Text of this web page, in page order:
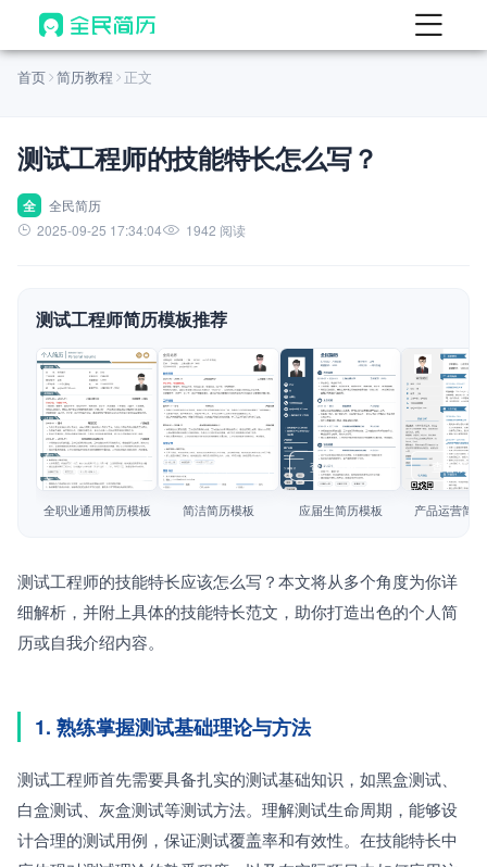
首页
AI 生成简历
AI 优化简历
AI 翻译简历
AI 模拟面试
面试自我介绍
AI 职场工具 New
简历模板
简历教程
首页 简历教程 正文
测试工程师的技能特长怎么写？
全
全民简历
2025-09-25 17:34:04
1942 阅读
测试工程师简历模板推荐
查看模板
全职业通用简历模板
查看模板
简洁简历模板
查看模板
应届生简历模板
查看模板
产品运营简
测试工程师的技能特长应该怎么写？本文将从多个角度为你详
细解析，并附上具体的技能特长范文，助你打造出色的个人简
历或自我介绍内容。
1. 熟练掌握测试基础理论与方法
测试工程师首先需要具备扎实的测试基础知识，如黑盒测试、
白盒测试、灰盒测试等测试方法。理解测试生命周期，能够设
计合理的测试用例，保证测试覆盖率和有效性。在技能特长中